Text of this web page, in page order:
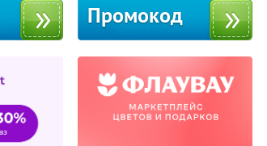
Промокод